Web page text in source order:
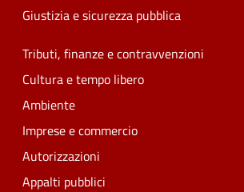
Giustizia e sicurezza pubblica
Tributi, finanze e contravvenzioni
Cultura e tempo libero
Ambiente
Imprese e commercio
Autorizzazioni
Appalti pubblici